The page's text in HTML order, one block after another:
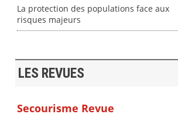
La protection des populations face aux
risques majeurs
LES REVUES
Secourisme Revue